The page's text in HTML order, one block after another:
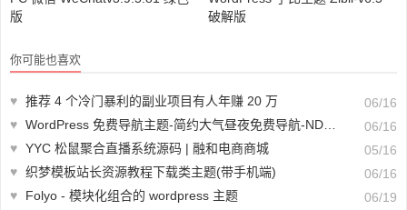
版
破解版
你可能也喜欢
♥ 推荐 4 个冷门暴利的副业项目有人年赚 20 万
06/16
♥ WordPress 免费导航主题-简约大气昼夜免费导航-NDNAV
06/16
♥ YYC 松鼠聚合直播系统源码 | 融和电商商城
05/16
♥ 织梦模板站长资源教程下载类主题(带手机端)
06/16
♥
Folyo - 模块化组合的 wordpress 主题
06/19